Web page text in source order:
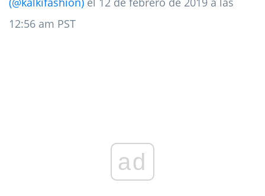
12:56 am PST
ad